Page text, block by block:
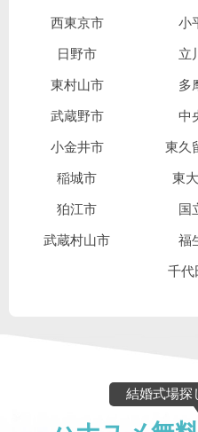
西東京市 小
日野市 立
東村山市 多
武蔵野市 中
小金井市 東久
稲城市 東
狛江市 国
武蔵村山市 福
千代
結婚式場探